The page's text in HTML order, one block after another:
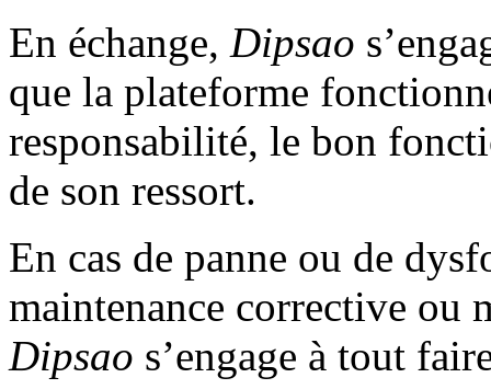
En échange, Dipsao
que la plateforme
responsabilité, le bon
de son ressort.
En cas de panne ou de
maintenance corrective ou
Dipsao s’engage à tout